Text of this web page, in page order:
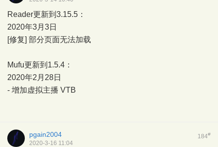
Reader更新到3.15.5：
2020年3月3日
[修复] 部分页面无法加载
Mufu更新到1.5.4：
2020年2月28日
- 增加虚拟主播 VTB
184#
pgain2004
2020-3-16 11:04